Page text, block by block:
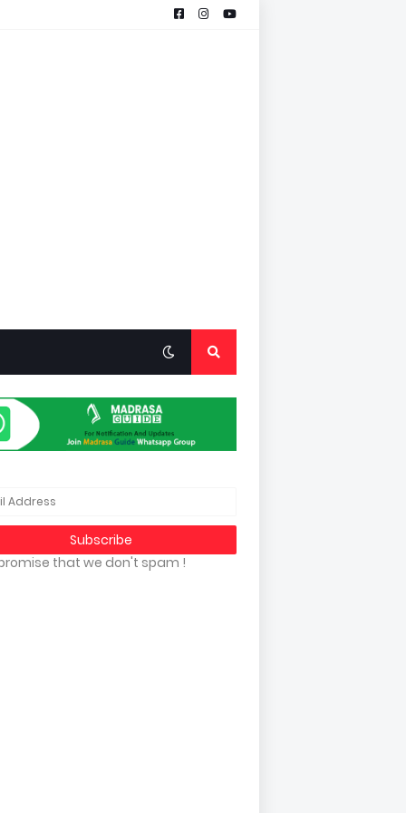
that we don't spam !